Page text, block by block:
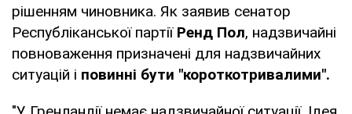
рішенням чиновника. Як заявив сенатор
Республіканської партіїРенд Пол, надзвичайні
повноваження призначені для надзвичайних
ситуацій і повинні бути "короткотривалими".